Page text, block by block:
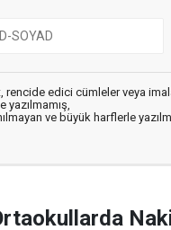
rencide edici cümleler veya
yazılmamış,
ve büyük harflerle